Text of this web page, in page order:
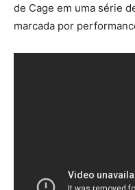
de Cage em uma série
marcada por